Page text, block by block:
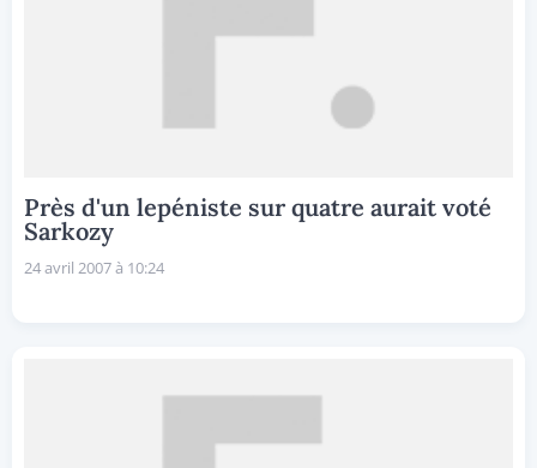
Près d'un lepéniste sur quatre aurait voté
Sarkozy
24 avril 2007 à 10:24